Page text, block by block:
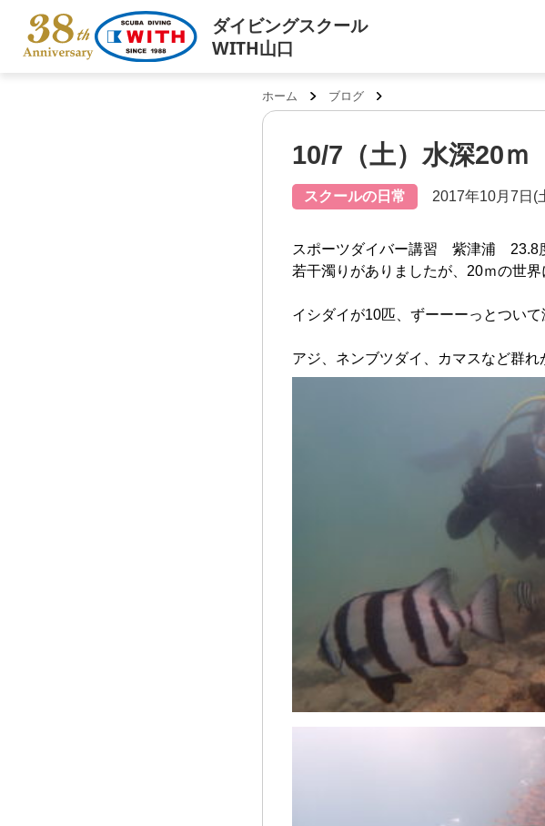
ダイビングスクール
WITH山口
ホーム ブログ
10/7（土）水深20ｍ
スクールの日常 2017年10月7日(
スポーツダイバー講習 紫津浦 23.8
若干濁りがありましたが、20ｍの世界
イシダイが10匹、ずーーーっとついて
アジ、ネンブツダイ、カマスなど群れ